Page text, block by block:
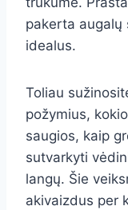
pakerta augalų
idealus.
Toliau
požymius,
saugios, kaip
sutvarkyti
langų. Šie
akivaizdus per